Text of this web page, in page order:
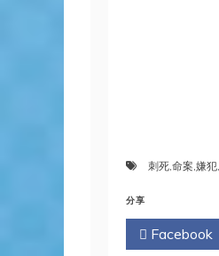
刺死 命案 嫌犯
分享
Facebook